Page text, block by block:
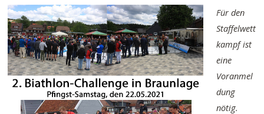
Für den
Staffelwett
kampf ist
eine
Voranmel
dung
nötig.